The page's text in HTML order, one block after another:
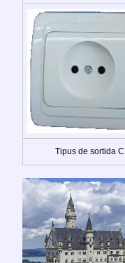
Tipus de sortida C